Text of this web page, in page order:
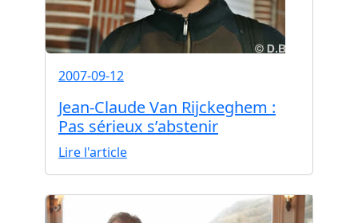
2007-09-12
Jean-Claude Van Rijckeghem :
Pas sérieux s’abstenir
Lire l'article